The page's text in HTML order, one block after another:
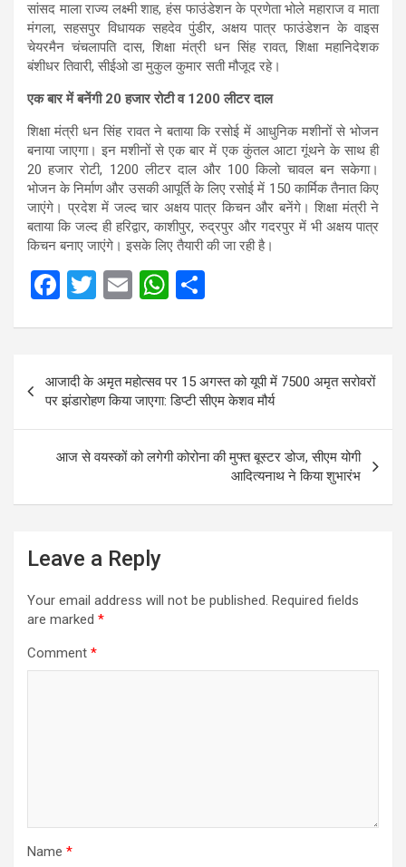
सांसद माला राज्य लक्ष्मी शाह, हंस फाउंडेशन के प्रणेता भोले महाराज व माता
मंगला, सहसपुर विधायक सहदेव पुंडीर, अक्षय पात्र फाउंडेशन के वाइस
चेयरमैन चंचलापति दास, शिक्षा मंत्री धन सिंह रावत, शिक्षा महानिदेशक
बंशीधर तिवारी, सीईओ डा मुकुल कुमार सती मौजूद रहे।
एक बार में बनेंगी 20 हजार रोटी व 1200 लीटर दाल
शिक्षा मंत्री धन सिंह रावत ने बताया कि रसोई में आधुनिक मशीनों से भोजन
बनाया जाएगा। इन मशीनों से एक बार में एक कुंतल आटा गूंथने के साथ ही
20 हजार रोटी, 1200 लीटर दाल और 100 किलो चावल बन सकेगा।
भोजन के निर्माण और उसकी आपूर्ति के लिए रसोई में 150 कार्मिक तैनात किए
जाएंगे। प्रदेश में जल्द चार अक्षय पात्र किचन और बनेंगे। शिक्षा मंत्री ने
बताया कि जल्द ही हरिद्वार, काशीपुर, रुद्रपुर और गदरपुर में भी अक्षय पात्र
किचन बनाए जाएंगे। इसके लिए तैयारी की जा रही है।
F
b
o
o
k
T
er
E
W
s
A
p
p
e
navigation
आजादी के अमृत महोत्सव पर 15 अगस्‍त को यूपी में 7500 अमृत सरोवरों
पर झंडारोहण क‍िया जाएगा: ड‍िप्‍टी सीएम केशव मौर्य
आज से वयस्कों को लगेगी कोरोना की मुफ्त बूस्टर डोज, सीएम योगी
आदित्यनाथ ने किया शुभारंभ
Leave a Reply
Your email address will not be published. Required fields
are marked *
Comment *
Name *